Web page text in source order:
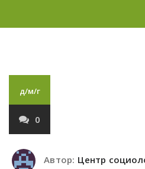
д/м/г
0
Автор: Центр